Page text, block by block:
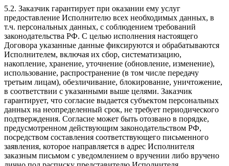
5.2. Заказчик гарантирует при оказании ему услуг
предоставление Исполнителю всех необходимых данных, в
т.ч. персональных данных, с соблюдением требований
законодательства РФ. С целью исполнения настоящего
Договора указанные данные фиксируются и обрабатываются
Исполнителем, включая их сбор, систематизацию,
накопление, хранение, уточнение (обновление, изменение),
использование, распространение (в том числе передачу
третьим лицам), обезличивание, блокирование, уничтожение,
в соответствии с указанными выше целями. Заказчик
гарантирует, что согласие выдается субъектом персональных
данных на неопределенный срок, не требует периодического
подтверждения. Согласие может быть отозвано в порядке,
предусмотренном действующим законодательством РФ,
посредством составления соответствующего письменного
заявления, которое направляется в адрес Исполнителя
заказным письмом с уведомлением о вручении либо вручено